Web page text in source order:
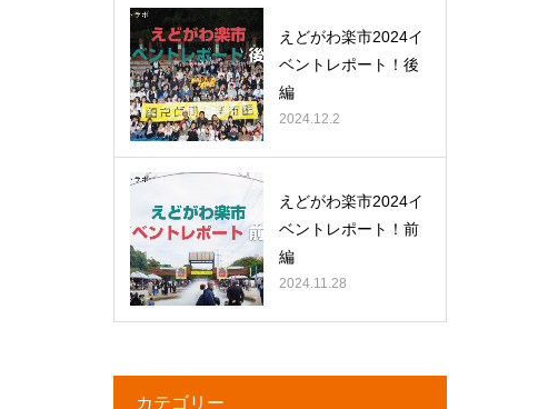
えどがわ楽市2024イ
ベントレポート！後
編
2024.12.2
えどがわ楽市2024イ
ベントレポート！前
編
2024.11.28
カテゴリー